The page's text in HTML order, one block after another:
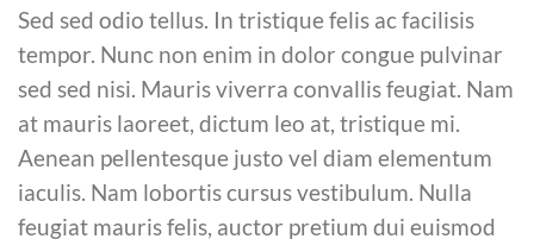
Sed sed odio tellus. In tristique felis ac facilisis
tempor. Nunc non enim in dolor congue pulvinar
sed sed nisi. Mauris viverra convallis feugiat. Nam
at mauris laoreet, dictum leo at, tristique mi.
Aenean pellentesque justo vel diam elementum
iaculis. Nam lobortis cursus vestibulum. Nulla
feugiat mauris felis, auctor pretium dui euismod